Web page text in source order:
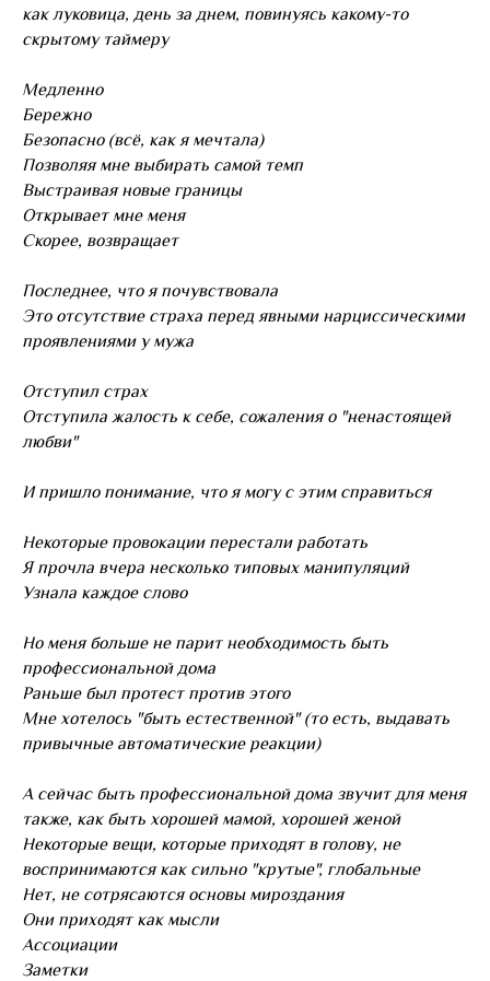
как луковица, день за днем, повинуясь какому-то
скрытому таймеру
Медленно
Бережно
Безопасно (всё, как я мечтала)
Позволяя мне выбирать самой темп
Выстраивая новые границы
Открывает мне меня
Скорее, возвращает
Последнее, что я почувствовала
Это отсутствие страха перед явными нарциссическими
проявлениями у мужа
Отступил страх
Отступила жалость к себе, сожаления о "ненастоящей
любви"
И пришло понимание, что я могу с этим справиться
Некоторые провокации перестали работать
Я прочла вчера несколько типовых манипуляций
Узнала каждое слово
Но меня больше не парит необходимость быть
профессиональной дома
Раньше был протест против этого
Мне хотелось "быть естественной" (то есть, выдавать
привычные автоматические реакции)
А сейчас быть профессиональной дома звучит для меня
также, как быть хорошей мамой, хорошей женой
Некоторые вещи, которые приходят в голову, не
воспринимаются как сильно "крутые", глобальные
Нет, не сотрясаются основы мироздания
Они приходят как мысли
Ассоциации
Заметки